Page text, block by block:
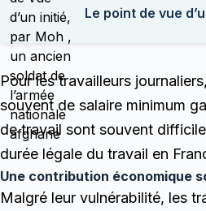
Le point de vue
Pour les travailleurs
souvent de salaire minimum
de travail sont souvent
durée légale du travail en
Une contribution économique
Malgré leur vulnérabilité, les